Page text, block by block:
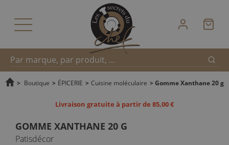
Recherche
> Boutique > ÉPICERIE > Cuisine moléculaire > Gomme Xanthane 20 g
Livraison gratuite à partir de 85,00 €
GOMME XANTHANE 20 G
Patisdécor